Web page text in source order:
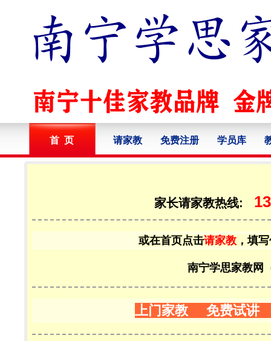
首 页 请家教 免费注册 学员库
家长请家教热线:
或在首页点击请家教 ，填
南宁学思家教网
上门家教 免费试讲